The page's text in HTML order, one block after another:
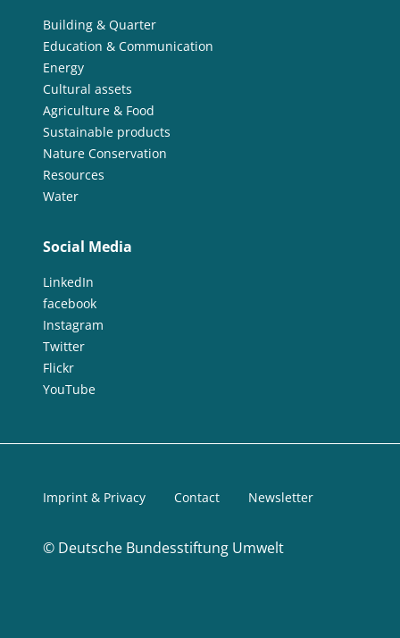
Building & Quarter
Education & Communication
Energy
Cultural assets
Agriculture & Food
Sustainable products
Nature Conservation
Resources
Water
Social Media
LinkedIn
facebook
Instagram
Twitter
Flickr
YouTube
© Deutsche Bundesstiftung Umwelt
Imprint & Privacy Contact Newsletter